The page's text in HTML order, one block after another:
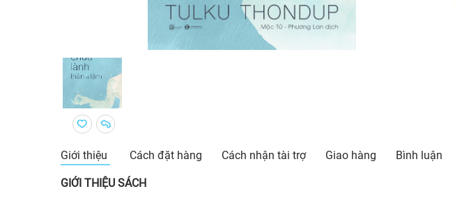
Giới thiệu Cách đặt hàng Cách nhận tài trợ Giao hàng Bình luận
GIỚI THIỆU SÁCH